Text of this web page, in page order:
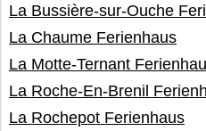
La Bussière-sur-Ouche
La Chaume Ferienhaus
La Motte-Ternant
La Roche-En-Brenil
La Rochepot Ferienhaus